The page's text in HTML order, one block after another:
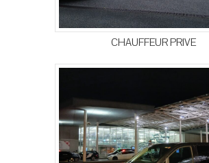
CHAUFFEUR PRIVE